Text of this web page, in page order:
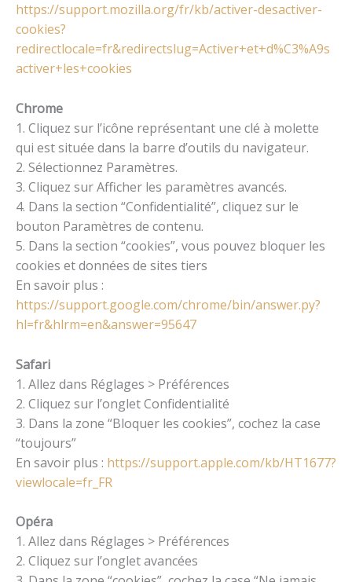
https://support.mozilla.org/fr/kb/activer-desactiver-
cookies?
redirectlocale=fr&redirectslug=Activer+et+d%C3%A9s
activer+les+cookies
Chrome
1. Cliquez sur l’icône représentant une clé à molette
qui est située dans la barre d’outils du navigateur.
2. Sélectionnez Paramètres.
3. Cliquez sur Afficher les paramètres avancés.
4. Dans la section “Confidentialité”, cliquez sur le
bouton Paramètres de contenu.
5. Dans la section “cookies”, vous pouvez bloquer les
cookies et données de sites tiers
En savoir plus :
https://support.google.com/chrome/bin/answer.py?
hl=fr&hlrm=en&answer=95647
Safari
1. Allez dans Réglages > Préférences
2. Cliquez sur l’onglet Confidentialité
3. Dans la zone “Bloquer les cookies”, cochez la case
“toujours”
En savoir plus : https://support.apple.com/kb/HT1677?
viewlocale=fr_FR
Opéra
1. Allez dans Réglages > Préférences
2. Cliquez sur l’onglet avancées